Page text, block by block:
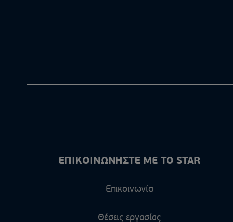
ΕΠΙΚΟΙΝΩΝΗΣΤΕ ΜΕ ΤΟ STAR
Επικοινωνία
Θέσεις εργασίας